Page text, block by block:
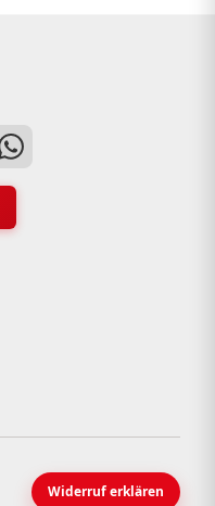
Widerruf erklären